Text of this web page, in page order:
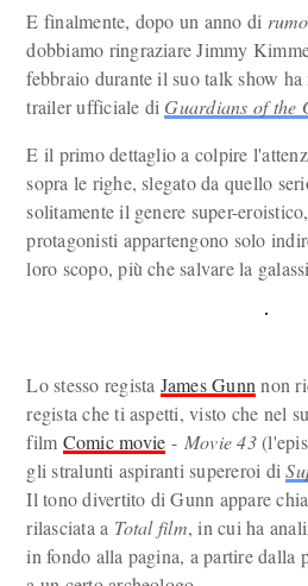
E finalmente, dopo un anno di
dobbiamo ringraziare Jimmy
febbraio durante il suo talk show
trailer ufficiale di Guardians of the
E il primo dettaglio a colpire
sopra le righe, slegato da quello
solitamente il genere super-
protagonisti appartengono solo
loro scopo, più che salvare la
Lo stesso regista James Gunn non
regista che ti aspetti, visto che nel
film Comic movie - Movie 43
gli stralunti aspiranti supereroi di
Il tono divertito di Gunn appare
rilasciata a Total film, in cui ha
in fondo alla pagina, a partire dalla